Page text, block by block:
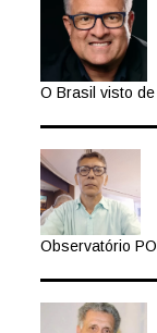
O Brasil visto
Observatório